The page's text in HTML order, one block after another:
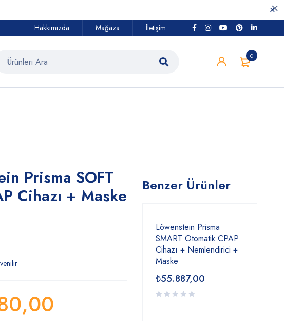
Hakkımızda Mağaza İletişim
0
Prisma SOFT
Cihazı + Maske
Benzer Ürünler
Löwenstein Prisma
SMART Otomatik CPAP
Cihazı + Nemlendirici +
Maske
₺55.887,00